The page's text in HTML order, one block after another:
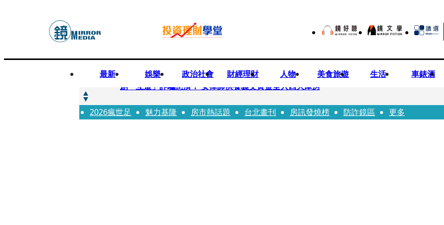
最新 娛樂 政治社會 財經理財 人物 美食旅遊 生活 車錶酒
快訊
創「互道」詐騙慈濟！ 女律師供養義父黃金全入四大庫房
快訊
前時力黨魁表態「反對刪公視預算」 盼在野三思：改凍結處理受質疑項目
2026瘋世足 魅力基隆 房市熱話題 台北畫刊 房訊發燒榜 防詐鏡區 更多